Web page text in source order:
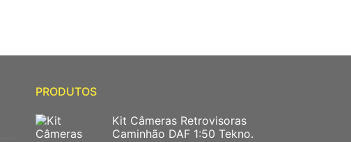
PRODUTOS
Kit Câmeras Retrovisoras
Caminhão DAF 1:50 Tekno.